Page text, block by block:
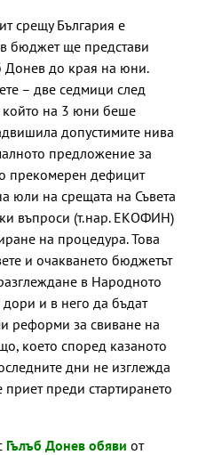
срещу България е
бюджет ще представи
Донев до края на юни.
– две седмици след
който на 3 юни беше
допустимите нива
предложение за
прекомерен дефицит
юли на срещата на Съвета
въпроси (т.нар. ЕКОФИН)
на процедура. Това
и очакването бюджетът
в Народното
и в него да бъдат
реформи за свиване на
което според казаното
дни не изглежда
преди стартирането
Гълъб Донев обяви от